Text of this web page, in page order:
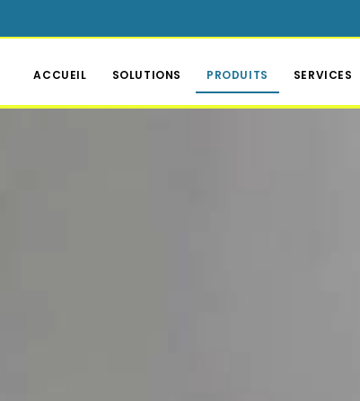
ACCUEIL SOLUTIONS PRODUITS SERVICES